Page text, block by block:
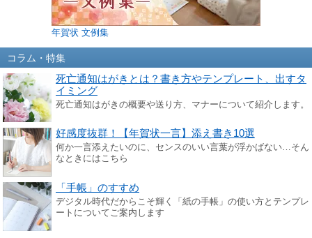
年賀状 文例集
コラム・特集
死亡通知はがきとは？書き方やテンプレート、出すタ
イミング
死亡通知はがきの概要や送り方、マナーについて紹介します。
好感度抜群！【年賀状一言】添え書き10選
何か一言添えたいのに、センスのいい言葉が浮かばない…そん
なときにはこちら
「手帳」のすすめ
デジタル時代だからこそ輝く「紙の手帳」の使い方とテンプレ
ートについてご案内します